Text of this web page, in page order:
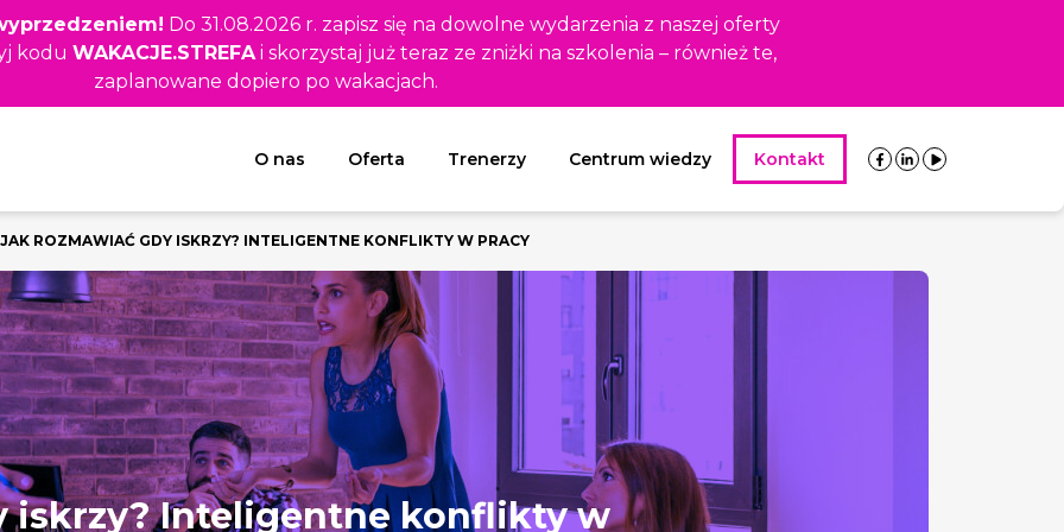
Do 31.08.2026 r. zapisz się na dowolne wydarzenia z naszej oferty
kodu WAKACJE.STREFAi skorzystaj już teraz ze zniżki na szkolenia – również te,
zaplanowane dopiero po wakacjach.
O nas Oferta Trenerzy Centrum wiedzy Kontakt
JAK ROZMAWIAĆ GDY ISKRZY? INTELIGENTNE KONFLIKTY W PRACY
iskrzy? Inteligentne konflikty w